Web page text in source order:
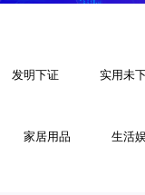
发明下证 实用未
家居用品 生活